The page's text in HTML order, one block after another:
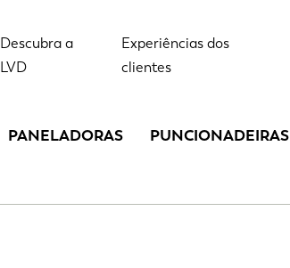
Descubra a
LVD
Experiências dos
clientes
PANELADORAS PUNCIONADEIRAS